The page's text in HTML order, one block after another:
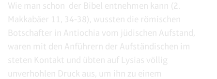
Wie man schon der Bibel entnehmen kann (2.
Makkabäer 11, 34-38), wussten die römischen
Botschafter in Antiochia vom jüdischen Aufstand,
waren mit den Anführern der Aufständischen im
steten Kontakt und übten auf Lysias völlig
unverhohlen Druck aus, um ihn zu einem